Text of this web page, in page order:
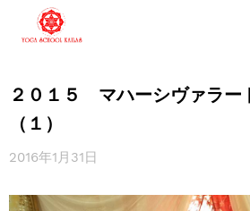
２０１５ マハーシヴァラー
（１）
2016年1月31日